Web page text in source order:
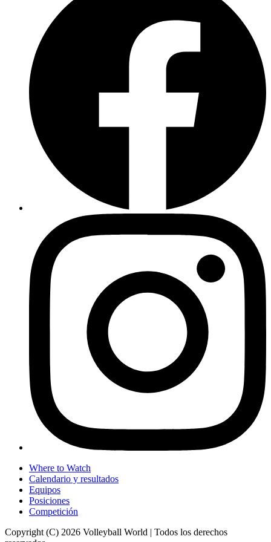
Where to Watch
Calendario y resultados
Equipos
Posiciones
Competición
Copyright (C) 2026 Volleyball World | Todos los derechos